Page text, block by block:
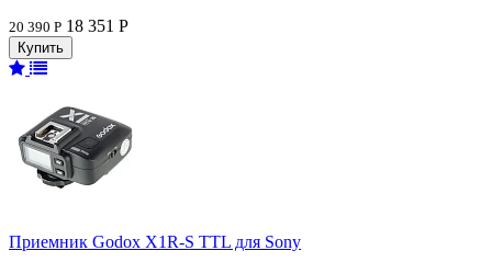
20 390 Р 18 351 Р
Приемник Godox X1R-S TTL для Sony